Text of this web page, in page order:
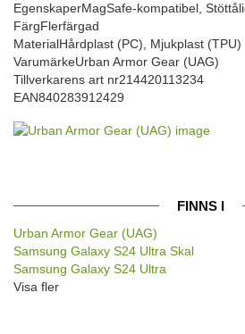
EgenskaperMagSafe-kompatibel,
FärgFlerfärgad
MaterialHårdplast (PC), Mjukplast (TPU)
VarumärkeUrban Armor Gear (UAG)
Tillverkarens art nr214420113234
EAN840283912429
FINNS I
Urban Armor Gear (UAG)
Samsung Galaxy S24 Ultra Skal
Samsung Galaxy S24 Ultra
Visa fler